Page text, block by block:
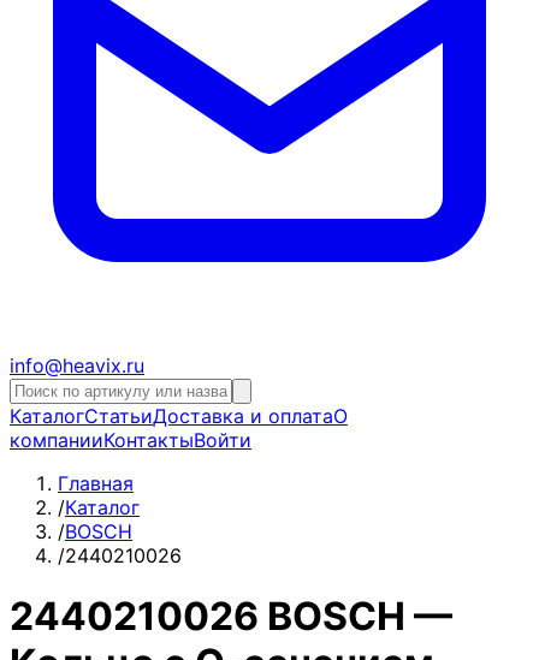
info@heavix.ru
КаталогСтатьиДоставка и оплатаО
компанииКонтактыВойти
Главная
/Каталог
/BOSCH
/2440210026
2440210026 BOSCH —